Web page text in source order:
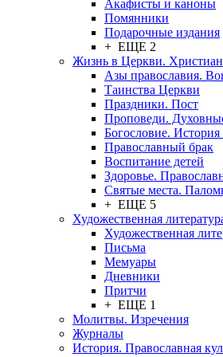
Акафисты и каноны
Помянники
Подарочные издания
+ ЕЩЕ 2
Жизнь в Церкви.
Азы православия.
Таинства Церкви
Праздники. Пост
Проповеди.
Богословие.
Православный брак
Воспитание детей
Здоровье.
Святые места.
+ ЕЩЕ 5
Художественная
Художественная
Письма
Мемуары
Дневники
Притчи
+ ЕЩЕ 1
Молитвы. Изречения
Журналы
История. Православная